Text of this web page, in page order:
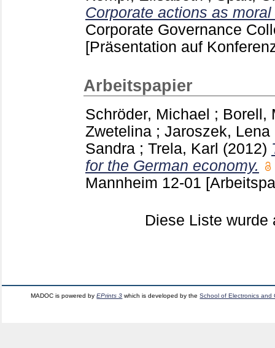
Corporate actions as
Corporate Governance
[Präsentation auf
Arbeitspapier
Schröder, Michael ; Borell,
Zwetelina ; Jaroszek, Lena
Sandra ; Trela, Karl (2012)
for the German economy.
Mannheim 12-01
Diese Liste
MADOC is powered byEPrints 3 which is developed by theSchool of Electronics and